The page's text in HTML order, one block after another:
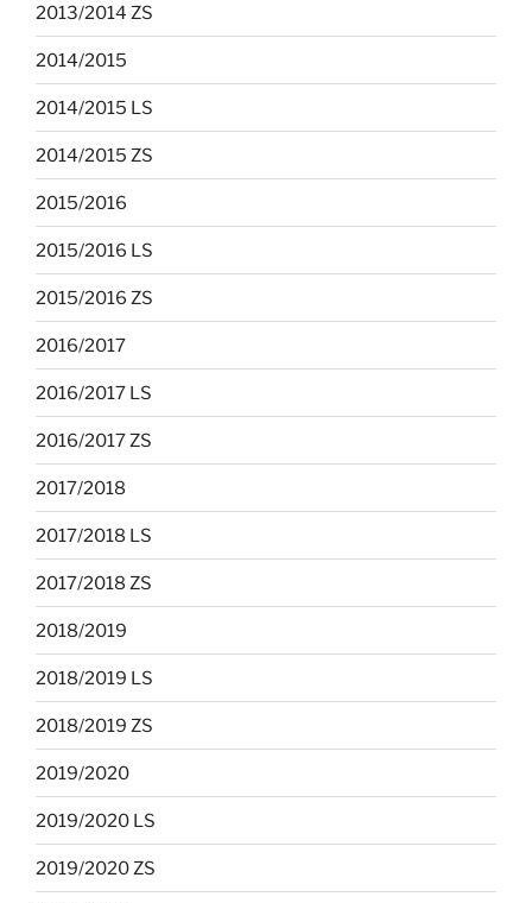
2013/2014 ZS
2014/2015
2014/2015 LS
2014/2015 ZS
2015/2016
2015/2016 LS
2015/2016 ZS
2016/2017
2016/2017 LS
2016/2017 ZS
2017/2018
2017/2018 LS
2017/2018 ZS
2018/2019
2018/2019 LS
2018/2019 ZS
2019/2020
2019/2020 LS
2019/2020 ZS